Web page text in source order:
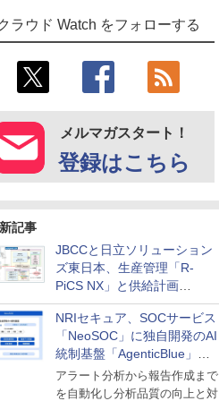
ラウド Watch をフォローする
メルマガスタート！
登録はこちら
記事
JBCCと日立ソリューション
ズ東日本、生産管理「R-
PiCS NX」と供給計画
「scSQUARE ISP」の連携サ
ービスを提供開始
NRIセキュア、SOCサービス
「NeoSOC」に独自開発のAI
統制基盤「AgenticBlue」を
導入
アラート分析から報告作成まで
を自動化し分析品質の向上と対